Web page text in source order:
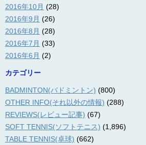
2016年10月 (28)
2016年9月 (26)
2016年8月 (28)
2016年7月 (33)
2016年6月 (2)
カテゴリー
BADMINTON(バドミントン) (800)
OTHER INFO(それ以外の情報) (288)
REVIEWS(レビュー記事) (67)
SOFT TENNIS(ソフトテニス) (1,896)
TABLE TENNIS(卓球) (662)